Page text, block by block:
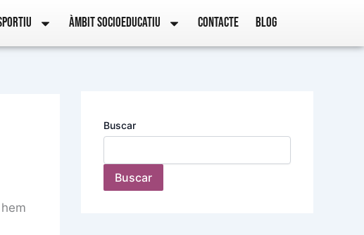
ÀMBIT SOCIOEDUCATIU CONTACTE BLOG
Buscar
Buscar